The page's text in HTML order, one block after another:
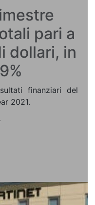
pari a
dollari, in
finanziari del
2021.